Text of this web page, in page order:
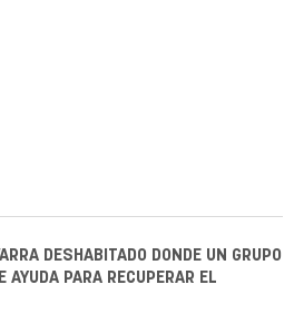
DESHABITADO DONDE UN GRUPO
AYUDA PARA RECUPERAR EL